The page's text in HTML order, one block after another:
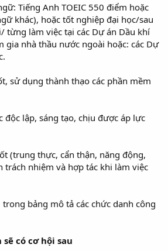
Tiếng Anh TOEIC 550 điểm hoặc
khác), hoặc tốt nghiệp đại học/sau
từng làm việc tại các Dự án Dầu khí
gia nhà thầu nước ngoài hoặc: các Dự
sử dụng thành thạo các phần mềm
độc lập, sáng tạo, chịu được áp lực
(trung thực, cẩn thận, năng động,
trách nhiệm và hợp tác khi làm việc
bảng mô tả các chức danh công
có cơ hội sau